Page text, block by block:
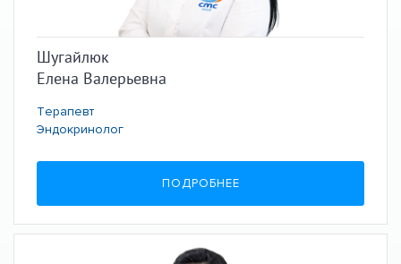
Шугайлюк
Елена Валерьевна
Терапевт
Эндокринолог
ПОДРОБНЕЕ